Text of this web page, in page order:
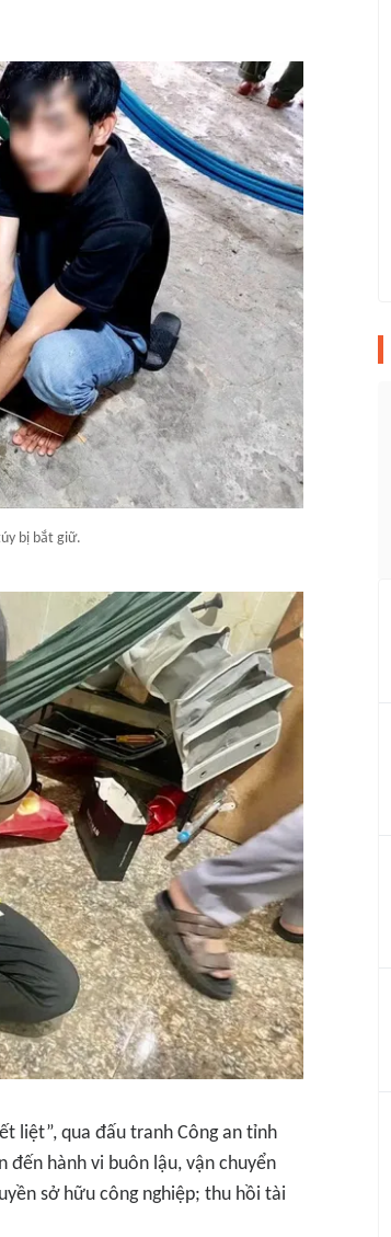
bị bắt giữ.
liệt”, qua đấu tranh Công an tỉnh
hành vi buôn lậu, vận chuyển
sở hữu công nghiệp; thu hồi tài